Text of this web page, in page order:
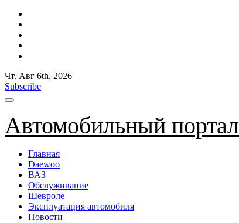
Чт. Авг 6th, 2026
Subscribe
Автомобильный портал
Главная
Daewoo
ВАЗ
Обслуживание
Шевроле
Эксплуатация автомобиля
Новости